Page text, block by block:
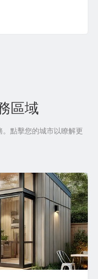
區域
點擊您的城市以瞭解更